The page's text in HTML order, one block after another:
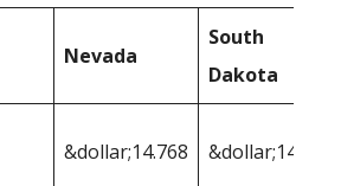
Nevada
South
Dakota
&dollar;14.768 &dollar;14.768